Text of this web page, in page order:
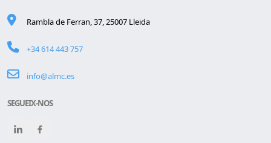
Rambla de Ferran, 37, 25007 Lleida
+34 614 443 757
info@almc.es
SEGUEIX-NOS